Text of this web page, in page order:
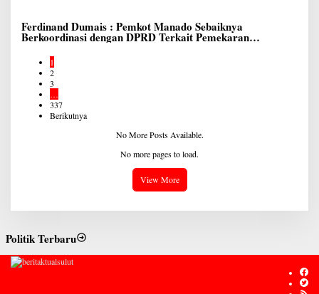
Ferdinand Dumais : Pemkot Manado Sebaiknya
Berkoordinasi dengan DPRD Terkait Pemekaran
1
2
3
…
337
Berikutnya
No More Posts Available.
No more pages to load.
View More
Politik Terbaru